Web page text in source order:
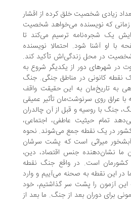
شخصیت خلق کرده از اقشار
که نویسنده می‌خواهد شخصیت
شجره‌نامه ترسیم می‌کند تا
شود. احتمالا نویسنده
در محل زندگی‌اش تأکید کند.
دور از یکدیگر شروع به
کانونی در مناطق جنگی. جنگ
به این حقیقت واقف
سرنوشت‌مان تأثیر عمیقی
روسیه و قبل از آن چالدران
حیثیت عاطفی، اجتماعی،
یک نقطه جمع می‌شوند. نحوه
میراثی است که پشت سرشان
جنس اقتصاد، دین،
است. در واقع جنگ نقطه
نقطه به صحنه می‌آییم و وارد
را پشت سر گذاشتیم، خود
دوران بعد از جنگ. ما بعد از